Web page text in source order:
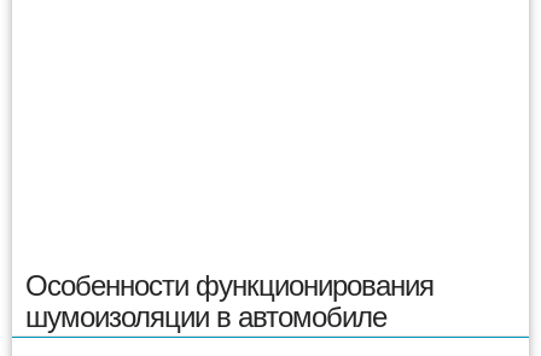
Особенности функционирования
шумоизоляции в автомобиле